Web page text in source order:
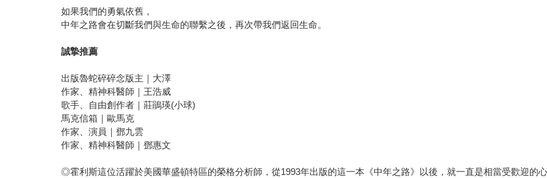
如果我們的勇氣依舊，
中年之路會在切斷我們與生命的聯繫之後，再次帶我們返回生命。
誠摯推薦
出版魯蛇碎碎念版主｜大澤
作家、精神科醫師｜王浩威
歌手、自由創作者｜莊鵑瑛(小球)
馬克信箱｜歐馬克
作家、演員｜鄧九雲
作家、精神科醫師｜鄧惠文
◎霍利斯這位活躍於美國華盛頓特區的榮格分析師，從1993年出版的這一本《中年之路》以後，就一直是相當受歡迎的